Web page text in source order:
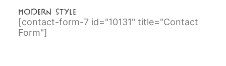
Modern Style
[contact-form-7 id="10131" title="Contact
Form"]